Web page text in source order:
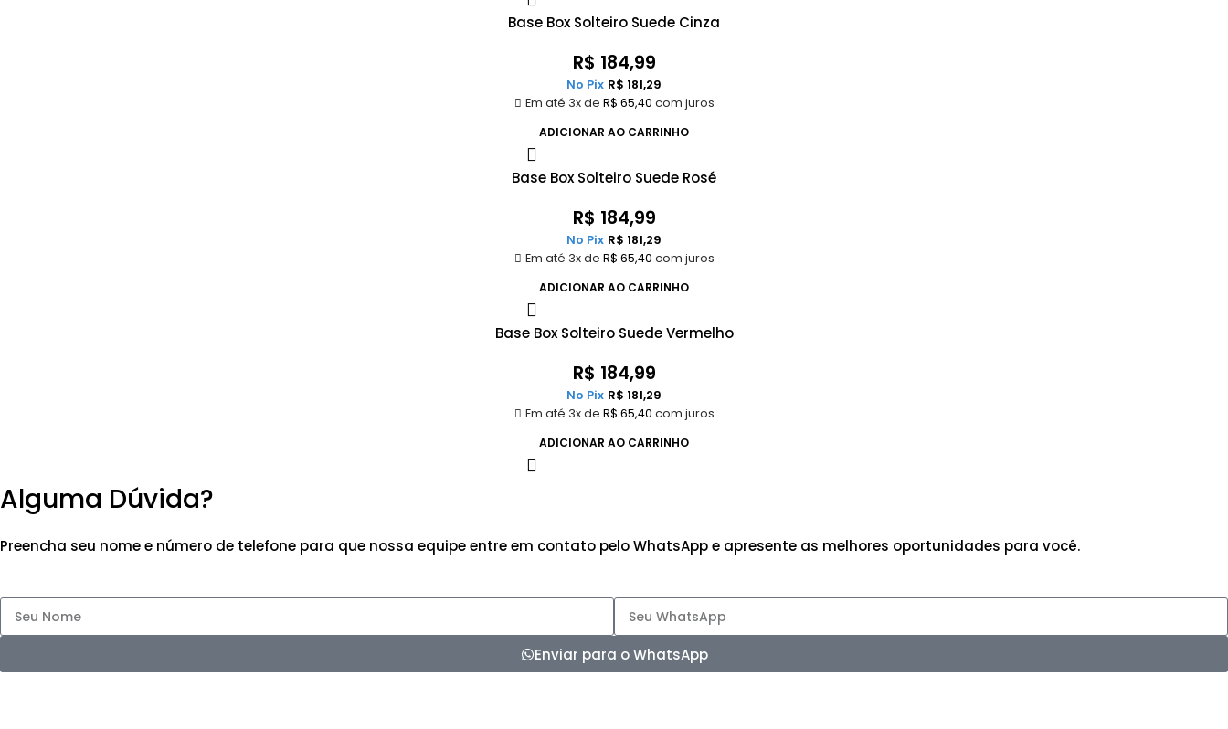
Base Box Solteiro Suede Cinza
R$ 184,99
Em até 3x de R$ 65,40 com juros
No Pix R$ 181,29
ADICIONAR AO CARRINHO
Base Box Solteiro Suede Rosé
R$ 184,99
Em até 3x de R$ 65,40 com juros
No Pix R$ 181,29
ADICIONAR AO CARRINHO
Base Box Solteiro Suede Vermelho
R$ 184,99
Em até 3x de R$ 65,40 com juros
No Pix R$ 181,29
ADICIONAR AO CARRINHO
Alguma Dúvida?
Preencha seu nome e número de telefone para que nossa equipe entre em contato pelo WhatsApp e apresente as melhores oportunidades para você.
Enviar para o WhatsApp